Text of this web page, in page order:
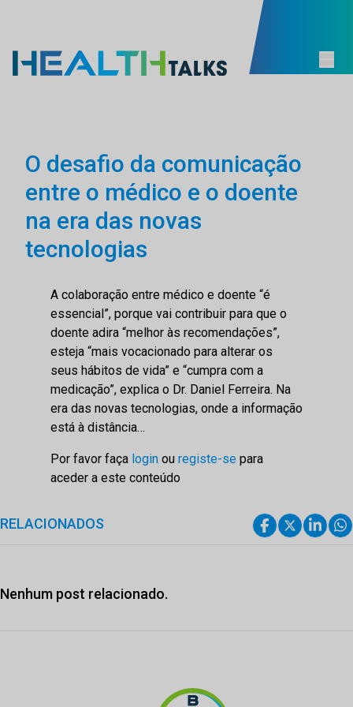
O desafio da comunicação
entre o médico e o doente
na era das novas
tecnologias
A colaboração entre médico e doente “é
essencial”, porque vai contribuir para que o
doente adira “melhor às recomendações”,
esteja “mais vocacionado para alterar os
seus hábitos de vida” e “cumpra com a
medicação”, explica o Dr. Daniel Ferreira. Na
era das novas tecnologias, onde a informação
está à distância…
Por favor faça login ou registe-se para
aceder a este conteúdo
RELACIONADOS
Nenhum post relacionado.